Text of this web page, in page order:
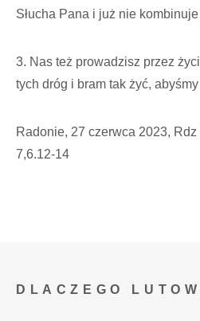
Słucha Pana i już nie
3. Nas też prowadzisz przez
tych dróg i bram tak żyć,
Radonie, 27 czerwca 2023,
7,6.12-14
DLACZEGO